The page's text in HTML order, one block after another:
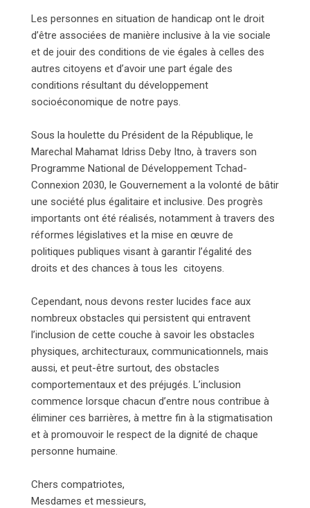
Les personnes en situation de handicap ont le droit
d’être associées de manière inclusive à la vie sociale
et de jouir des conditions de vie égales à celles des
autres citoyens et d’avoir une part égale des
conditions résultant du développement
socioéconomique de notre pays.
Sous la houlette du Président de la République, le
Marechal Mahamat Idriss Deby Itno, à travers son
Programme National de Développement Tchad-
Connexion 2030, le Gouvernement a la volonté de bâtir
une société plus égalitaire et inclusive. Des progrès
importants ont été réalisés, notamment à travers des
réformes législatives et la mise en œuvre de
politiques publiques visant à garantir l’égalité des
droits et des chances à tous les citoyens.
Cependant, nous devons rester lucides face aux
nombreux obstacles qui persistent qui entravent
l’inclusion de cette couche à savoir les obstacles
physiques, architecturaux, communicationnels, mais
aussi, et peut-être surtout, des obstacles
comportementaux et des préjugés. L’inclusion
commence lorsque chacun d’entre nous contribue à
éliminer ces barrières, à mettre fin à la stigmatisation
et à promouvoir le respect de la dignité de chaque
personne humaine.
Chers compatriotes,
Mesdames et messieurs,